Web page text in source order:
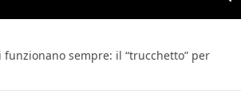
sempre: il “trucchetto” per